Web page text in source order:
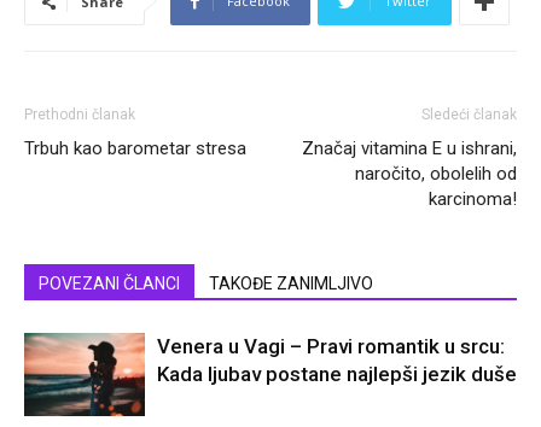
Prethodni članak
Trbuh kao barometar stresa
Sledeći članak
Značaj vitamina E u ishrani,
naročito, obolelih od
karcinoma!
POVEZANI ČLANCI TAKOĐE ZANIMLJIVO
Venera u Vagi – Pravi romantik u srcu:
Kada ljubav postane najlepši jezik duše